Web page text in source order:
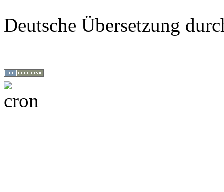
Deutsche Übersetzung